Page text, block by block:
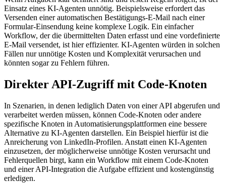
Einsatz eines KI-Agenten unnötig. Beispielsweise erfordert das
Versenden einer automatischen Bestätigungs-E-Mail nach einer
Formular-Einsendung keine komplexe Logik. Ein einfacher
Workflow, der die übermittelten Daten erfasst und eine vordefinierte
E-Mail versendet, ist hier effizienter. KI-Agenten würden in solchen
Fällen nur unnötige Kosten und Komplexität verursachen und
könnten sogar zu Fehlern führen.
Direkter API-Zugriff mit Code-Knoten
In Szenarien, in denen lediglich Daten von einer API abgerufen und
verarbeitet werden müssen, können Code-Knoten oder andere
spezifische Knoten in Automatisierungsplattformen eine bessere
Alternative zu KI-Agenten darstellen. Ein Beispiel hierfür ist die
Anreicherung von LinkedIn-Profilen. Anstatt einen KI-Agenten
einzusetzen, der möglicherweise unnötige Kosten verursacht und
Fehlerquellen birgt, kann ein Workflow mit einem Code-Knoten
und einer API-Integration die Aufgabe effizient und kostengünstig
erledigen.